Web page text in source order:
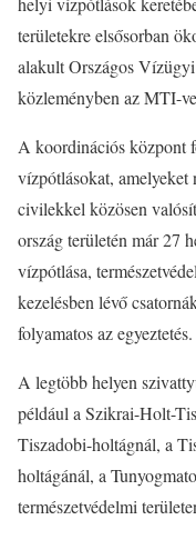
területekre elsősorban
alakult Országos
közleményben az MTI-
A koordinációs központ
vízpótlásokat,
civilekkel közösen
ország területén már 27
vízpótlása,
kezelésben lévő
folyamatos az egyeztetés.
A legtöbb helyen
például a Szikrai-Holt-
Tiszadobi-holtágnál, a
holtágánál, a
természetvédelmi